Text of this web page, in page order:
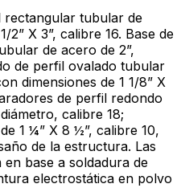
rectangular tubular de
2” X 3”, calibre 16. Base de
de acero de 2”,
de perfil ovalado tubular
dimensiones de 1 1/8” X
de perfil redondo
calibre 18;
1 ¼” X 8 ½”, calibre 10,
de la estructura. Las
base a soldadura de
electrostática en polvo